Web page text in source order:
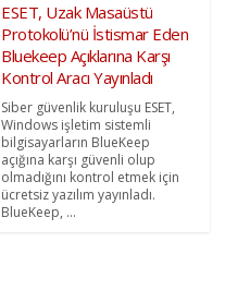
ESET, Uzak Masaüstü
Protokolü’nü İstismar Eden
Bluekeep Açıklarına Karşı
Kontrol Aracı Yayınladı
Siber güvenlik kuruluşu ESET,
Windows işletim sistemli
bilgisayarların BlueKeep
açığına karşı güvenli olup
olmadığını kontrol etmek için
ücretsiz yazılım yayınladı.
BlueKeep, ...